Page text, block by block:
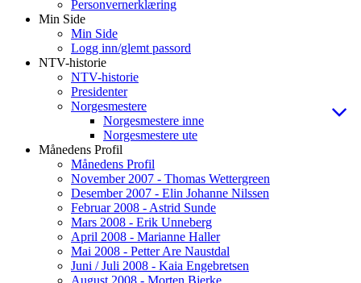
Personvernerklæring
Min Side
Min Side
Logg inn/glemt passord
NTV-historie
NTV-historie
Presidenter
Norgesmestere
Norgesmestere inne
Norgesmestere ute
Månedens Profil
Månedens Profil
November 2007 - Thomas Wettergreen
Desember 2007 - Elin Johanne Nilssen
Februar 2008 - Astrid Sunde
Mars 2008 - Erik Unneberg
April 2008 - Marianne Haller
Mai 2008 - Petter Are Naustdal
Juni / Juli 2008 - Kaia Engebretsen
August 2008 - Morten Bjerke